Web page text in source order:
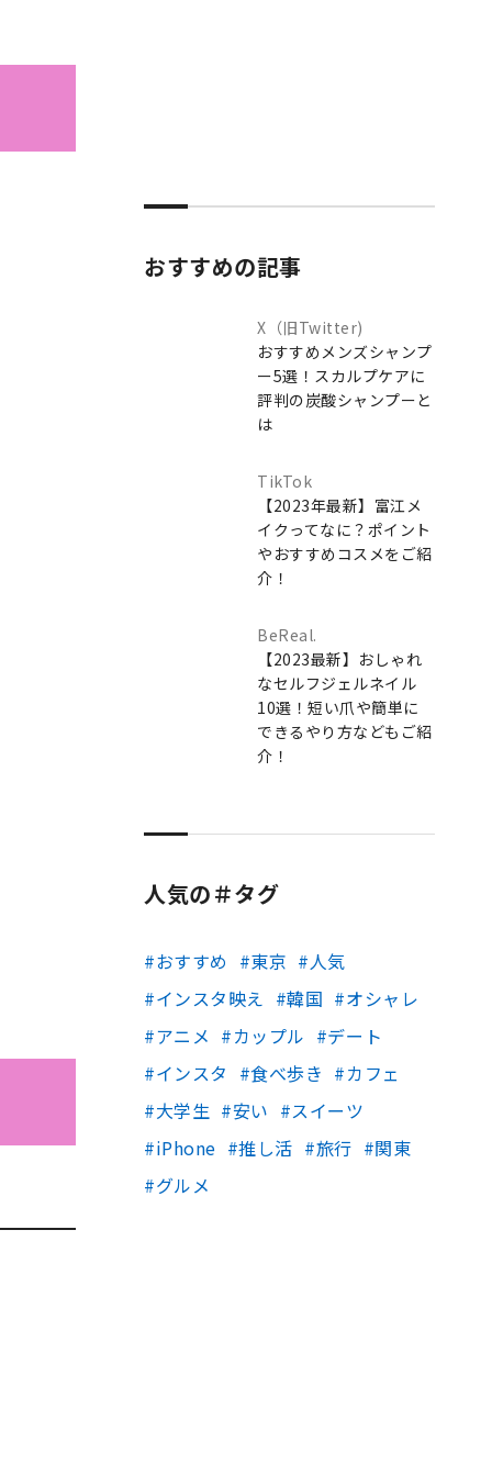
おすすめの記事
X（旧Twitter)
おすすめメンズシャンプ
ー5選！スカルプケアに
評判の炭酸シャンプーと
は
TikTok
【2023年最新】富江メ
イクってなに？ポイント
やおすすめコスメをご紹
介！
BeReal.
【2023最新】おしゃれ
なセルフジェルネイル
10選！短い爪や簡単に
できるやり方などもご紹
介！
人気の＃タグ
おすすめ 東京
人気
インスタ映え
韓国
オシャレ
アニメ
カップル
デート
インスタ
食べ歩き
カフェ
大学生
安い
スイーツ
iPhone
推し活 旅行
関東
グルメ